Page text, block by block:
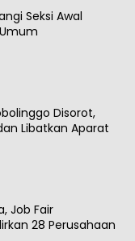
Seksi Awal
Disorot,
Libatkan Aparat
Job Fair
28 Perusahaan